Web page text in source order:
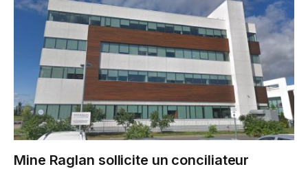
Mine Raglan sollicite un conciliateur